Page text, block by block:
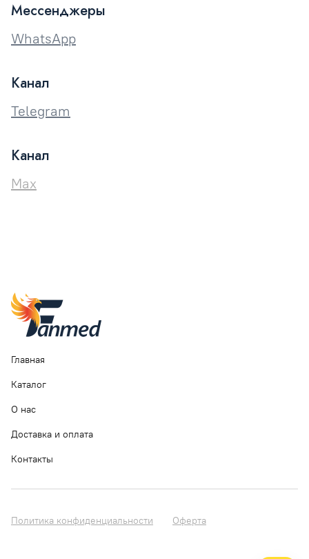
Мессенджеры
WhatsApp
Канал
Telegram
Канал
Max
Главная
Каталог
О нас
Доставка и оплата
Контакты
Политика конфиденциальности Оферта